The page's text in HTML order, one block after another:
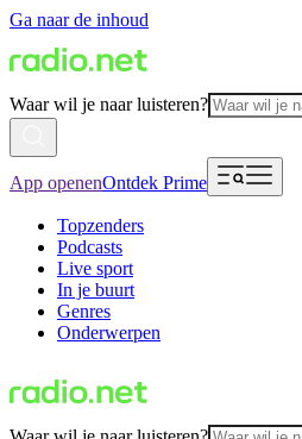
Ga naar de inhoud
Waar wil je naar luisteren?
App openenOntdek Prime
Topzenders
Podcasts
Live sport
In je buurt
Genres
Onderwerpen